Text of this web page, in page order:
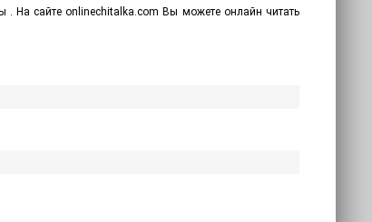
На сайте onlinechitalka.com Вы можете онлайн читать